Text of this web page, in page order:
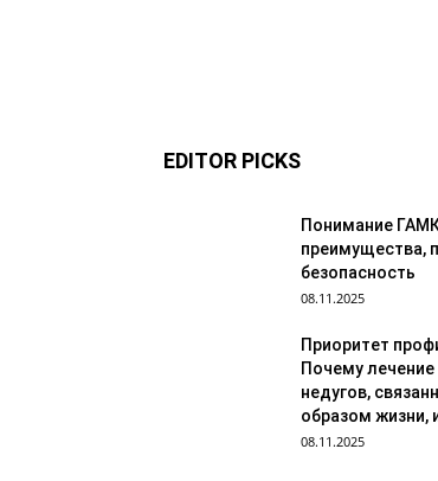
EDITOR PICKS
Понимание
преимущества,
безопасность
08.11.2025
Приоритет
Почему лечение
недугов,
образом жизни,
08.11.2025